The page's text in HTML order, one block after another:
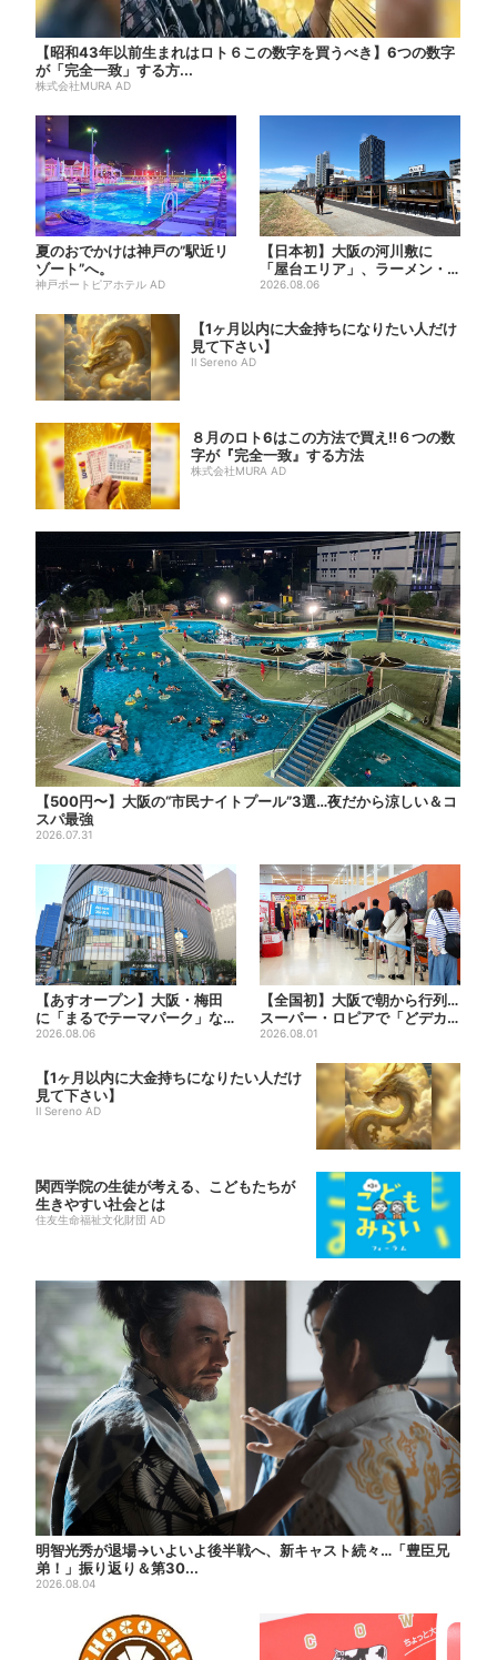
【昭和43年以前生まれはロト６この数字を買うべき】6つの数字
が「完全一致」する方...
株式会社MURA AD
夏のおでかけは神戸の”駅近リ
ゾート”へ。
神戸ポートピアホテル AD
【日本初】大阪の河川敷に
「屋台エリア」、ラーメン・
焼肉・しゃぶしゃぶ・カフェ
2026.08.06
【1ヶ月以内に大金持ちになりたい人だけ
見て下さい】
Il Sereno AD
８月のロト6はこの方法で買え!!６つの数
字が『完全一致』する方法
株式会社MURA AD
【500円〜】大阪の“市民ナイトプール”3選…夜だから涼しい＆コ
スパ最強
2026.07.31
【あすオープン】大阪・梅田
に「まるでテーマパーク」な
巨大スポーツ店、461ブラン...
2026.08.06
【全国初】大阪で朝から行列…
スーパー・ロピアで「どデカ
抽選会」、開始30分で“1...
2026.08.01
【1ヶ月以内に大金持ちになりたい人だけ
見て下さい】
Il Sereno AD
関西学院の生徒が考える、こどもたちが
生きやすい社会とは
住友生命福祉文化財団 AD
明智光秀が退場→いよいよ後半戦へ、新キャスト続々…「豊臣兄
弟！」振り返り＆第30...
2026.08.04